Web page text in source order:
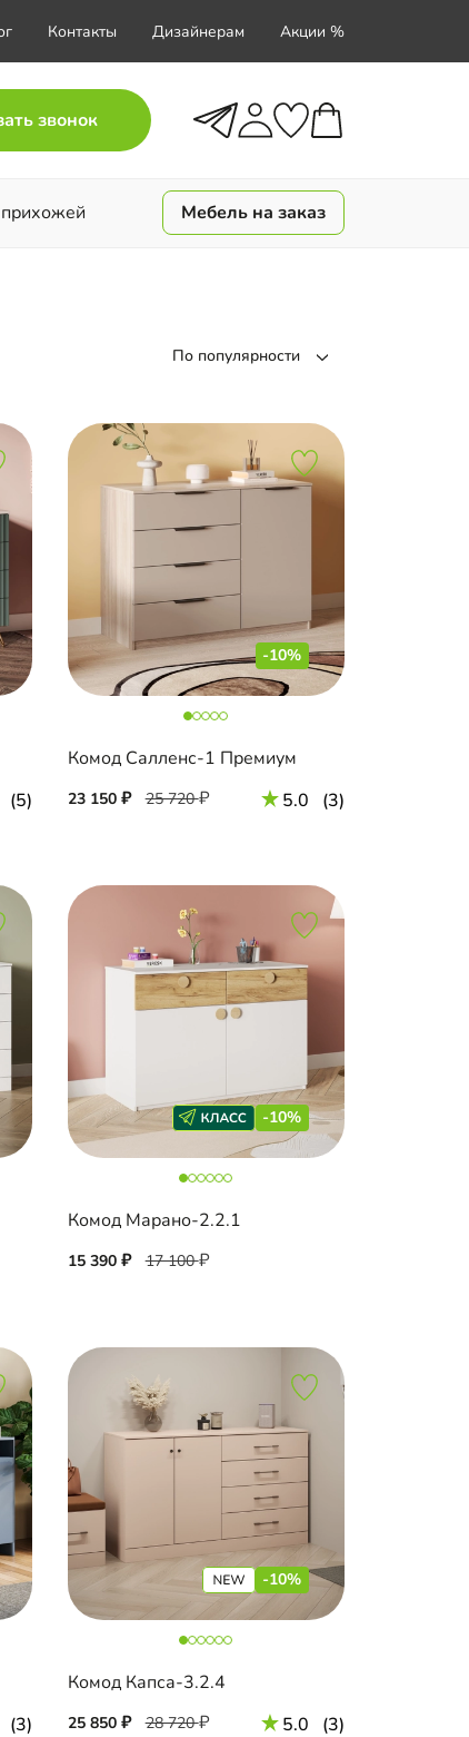
Контакты Дизайнерам Акции %
звонок
Мебель на заказ
По популярности
(5)
-10%
Комод Салленс-1 Премиум
23 150 25 720 5.0 (3)
-10%
Комод Марано-2.2.1
15 390 17 100
(3)
-10%
Комод Капса-3.2.4
25 850 28 720 5.0 (3)